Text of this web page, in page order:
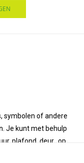
symbolen of andere
Je kunt met behulp
plafond, deur, op